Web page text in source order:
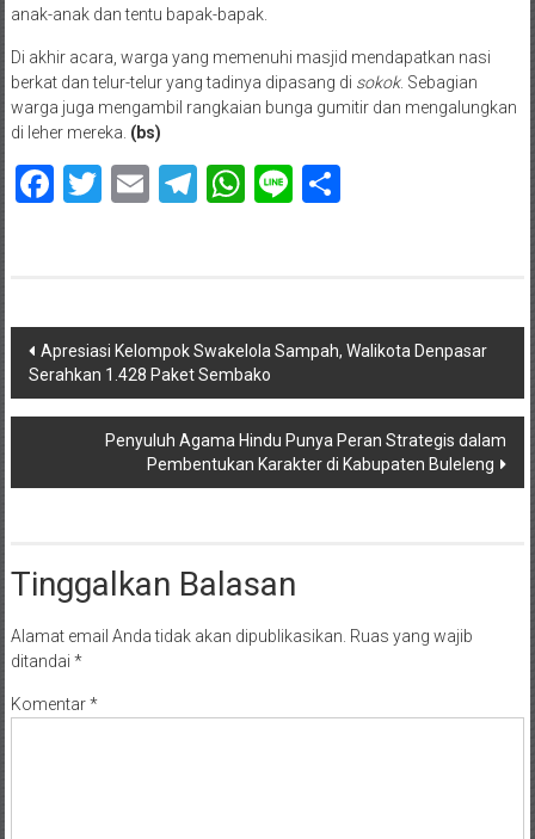
anak-anak dan tentu bapak-bapak.
Di akhir acara, warga yang memenuhi masjid mendapatkan nasi
berkat dan telur-telur yang tadinya dipasang di sokok. Sebagian
warga juga mengambil rangkaian bunga gumitir dan mengalungkan
di leher mereka. (bs)
Facebook
Twitter
EmailTelegram
WhatsApp
LineShare
Navigasi
pos
Apresiasi Kelompok Swakelola Sampah, Walikota Denpasar
Serahkan 1.428 Paket Sembako
Penyuluh Agama Hindu Punya Peran Strategis dalam
Pembentukan Karakter di Kabupaten Buleleng
Tinggalkan Balasan
Alamat email Anda tidak akan dipublikasikan. Ruas yang wajib
ditandai *
Komentar*